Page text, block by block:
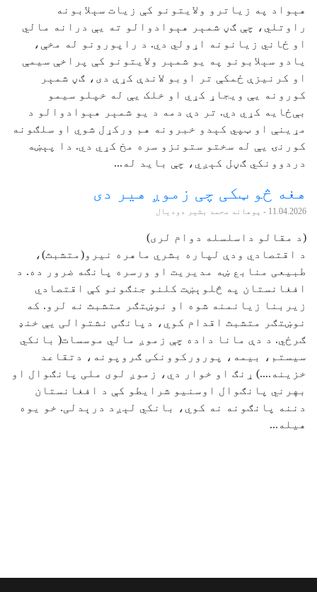
هېواد په زیاترو ولایتونو کې زیات سېلابونه
راوتلي، چې ګڼ شمېر هېوادوالو ته یې درانه مالي
او ځاني زیانونه اړولي دي. د راپورونو له مخې،
یادو سېلابونو په یو شمېر ولایتونو کې پراخې سیمې
او کرنیزې ځمکې تر اوبو لاندې کړې دی، ګڼ شمېر
کورونه یې ویجاړ کړي او خلک یې له خپلو سیمو
بې‌ځایه کړي دي. تر دې دمه د یو شمېر هېوادوالو د
مړینې او ټپي کېدو خبرونه هم ورکړل شوي او سلګونه
کورنۍ يې له سختو ستونزو سره مخ کړي دي. دا پېښه
دردوونکي ګڼل کېږي، چې باید له...
هغه څو ټکی چی زموږ هیر دی
11.04.2026 - پوهاند محمد بشیر دودیال
(د مقالو داسلسله دوام لری)
د اقتصادي ودې لپاره بشري ماهره نیرو(متشبث)،
طبیعی منابع ښه مدیریت او ورسره پانګه ضرور ده. د
افغانستان په څلوېښت کلنو جنګونو کې اقتصادي
زیربنا زیانمنه شوه او نوښتګر متشبث نه لرو. که
نوښتګر متشبث اقدام کوي، دپانګی نشتوالی یې خنډ
ګرځي. د دې مانا داده چې زموږ مالي موسسات( بانکي
سیستم، بیمه، پورورکوونکی ګروپونه، دتقاعد
خزینه....‎) ړنګ او خوار دي، زموږ لوی ملی پانګوال او
بهرني پانګوال اوسنیو شرایطو کې د افغانستان
دننه پانګونه نه کوي، بانکي لېږد درېدلی. خو یوه
هیله...